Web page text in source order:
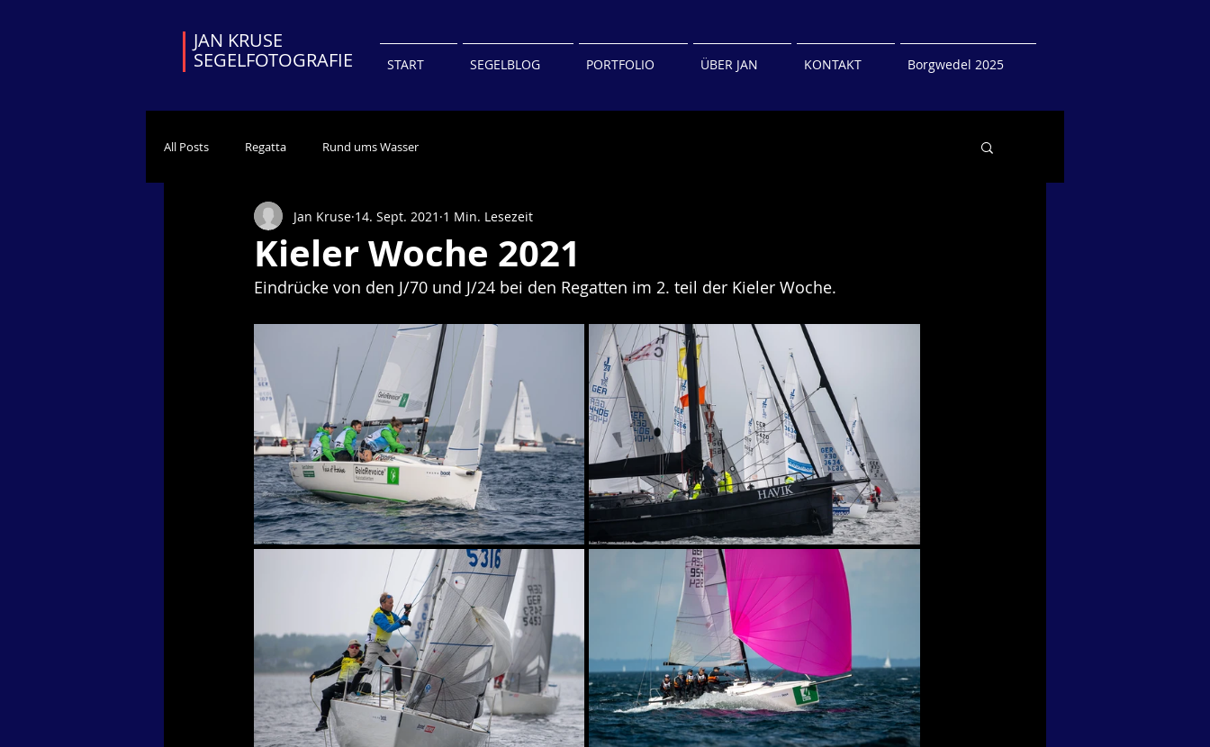
JAN KRUSE
SEGELFOTOGRAFIE
START SEGELBLOG PORTFOLIO ÜBER JAN KONTAKT Borgwedel 2025
All Posts Regatta Rund ums Wasser
Kieler Woche 2021
Jan Kruse 14. Sept. 2021 1 Min. Lesezeit
Eindrücke von den J/70 und J/24 bei den Regatten im 2. teil der Kieler Woche.